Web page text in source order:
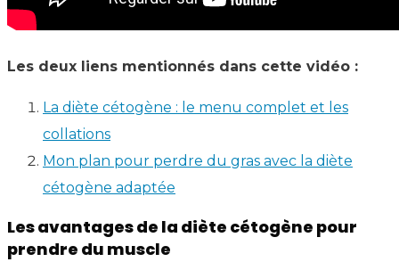
Les deux liens mentionnés dans cette vidéo :
La diète cétogène : le menu complet et les
collations
Mon plan pour perdre du gras avec la diète
cétogène adaptée
Les avantages de la diète cétogène pour
prendre du muscle